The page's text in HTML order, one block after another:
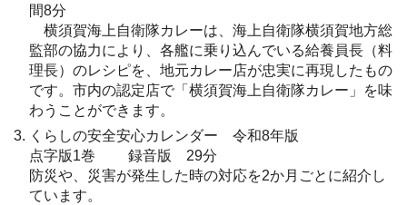
間8分
横須賀海上自衛隊カレーは、海上自衛隊横須賀地方総
監部の協力により、各艦に乗り込んでいる給養員長（料
理長）のレシピを、地元カレー店が忠実に再現したもの
です。市内の認定店で「横須賀海上自衛隊カレー」を味
わうことができます。
くらしの安全安心カレンダー 令和8年版
点字版1巻 録音版 29分
防災や、災害が発生した時の対応を2か月ごとに紹介し
ています。